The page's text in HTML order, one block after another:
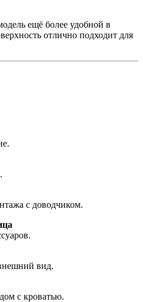
ещё более удобной в
отлично подходит для
с доводчиком.
вид.
с кроватью.